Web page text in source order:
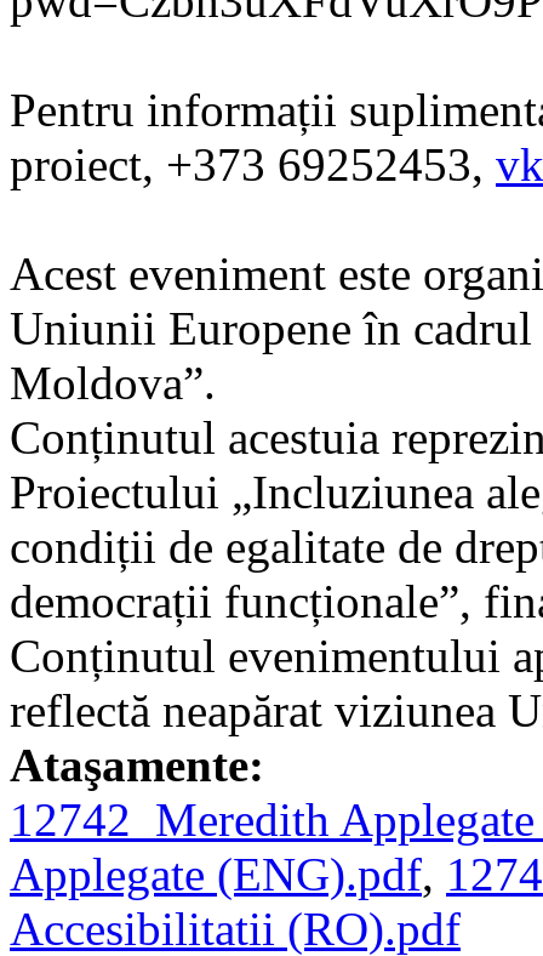
Pentru informații
proiect, +373 69252453,
Acest eveniment este
Uniunii Europene în
Moldova”.
Conținutul acestuia
Proiectului „Incluziunea
condiții de egalitate de
democrații funcționale”,
Conținutul evenimentului
reflectă neapărat viziunea
Ataşamente:
12742_Meredith
Applegate (ENG).pdf,
Accesibilitatii (RO).pdf